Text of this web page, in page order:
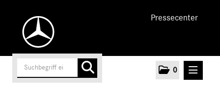
Pressecenter
0